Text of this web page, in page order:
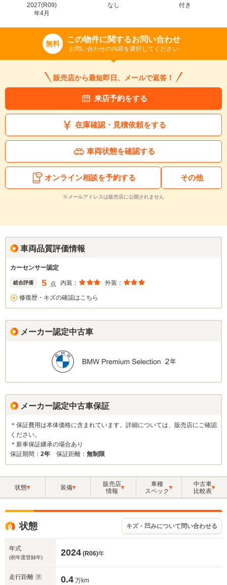
2027(R09)
年4月
なし
付き
無料 この物件に関するお問い合わせ
お問い合わせの内容を選択してください
販売店から最短即日、メールで返答！
来店予約をする
在庫確認・見積依頼をする
車両状態を確認する
オンライン相談を予約する その他
※メールアドレスは販売店に公開されません
車両品質評価情報
カーセンサー認定
総合評価 5 点 内装： 外装：
修復歴・キズの確認はこちら
メーカー認定中古車
メーカー認定中古車保証
＊保証費用は本体価格に含まれています。詳細については、販売店にご確認
ください。
＊新車保証継承の場合あり
保証期間： 2年 保証距離： 無制限
状態 装備
販売店
情報
車種
スペック
中古車
比較表
状態 キズ・凹みについて問い合わせる
年式
(初年度登録年) 2024 (R06)年
走行距離 0.4 万km